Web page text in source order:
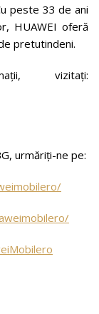
peste 33 de ani
HUAWEI oferă
pretutindeni.
vizitați:
urmăriți-ne pe: